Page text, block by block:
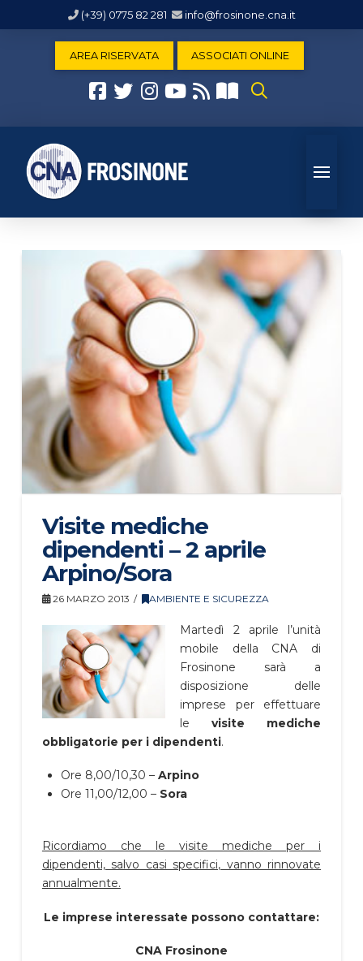
(+39) 0775 82 281 info@frosinone.cna.it
AREA RISERVATA ASSOCIATI ONLINE
Visite mediche
dipendenti – 2 aprile
Arpino/Sora
26 MARZO 2013 AMBIENTE E SICUREZZA
Martedì 2 aprile l’unità
mobile della CNA di
Frosinone sarà a
disposizione delle
imprese per effettuare
levisite mediche
obbligatorie per i dipendenti.
Ore 8,00/10,30 –Arpino
Ore 11,00/12,00 – Sora
Ricordiamo che le visite mediche per i
dipendenti, salvo casi specifici, vanno rinnovate
annualmente.
Le imprese interessate possono contattare:
CNA Frosinone